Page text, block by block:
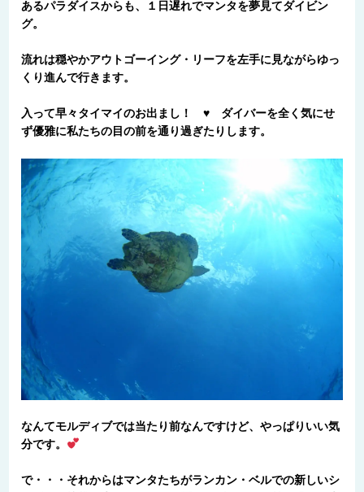
あるパラダイスからも、１日遅れでマンタを夢見てダイビン
グ。
流れは穏やかアウトゴーイング・リーフを左手に見ながらゆっ
くり進んで行きます。
入って早々タイマイのお出まし！ ♥ ダイバーを全く気にせ
ず優雅に私たちの目の前を通り過ぎたりします。
なんてモルディブでは当たり前なんですけど、やっぱりいい気
分です。
で・・・それからはマンタたちがランカン・ベルでの新しいシ